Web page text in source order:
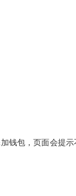
钱包，页面会提